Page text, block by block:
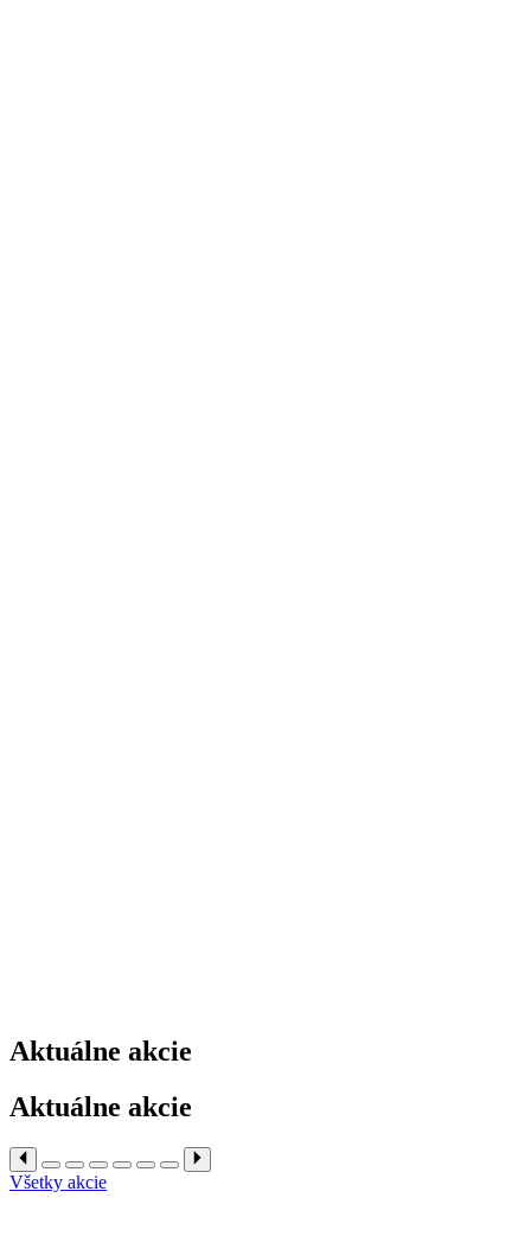
Aktuálne akcie
Aktuálne akcie
Všetky akcie